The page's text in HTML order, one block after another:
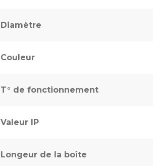
Diamètre
Couleur
T° de fonctionnement
Valeur IP
Longeur de la boîte